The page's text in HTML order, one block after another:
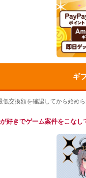
ギ
低交換額を確認してから始めら
好きでゲーム案件をこなし